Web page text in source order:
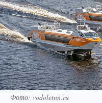
Фото: vodoletnn.ru